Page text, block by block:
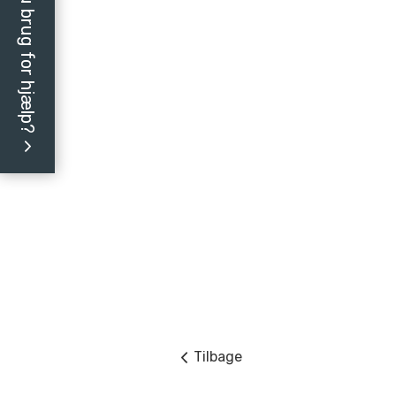
Tilbage
Har du brug for hjælp?